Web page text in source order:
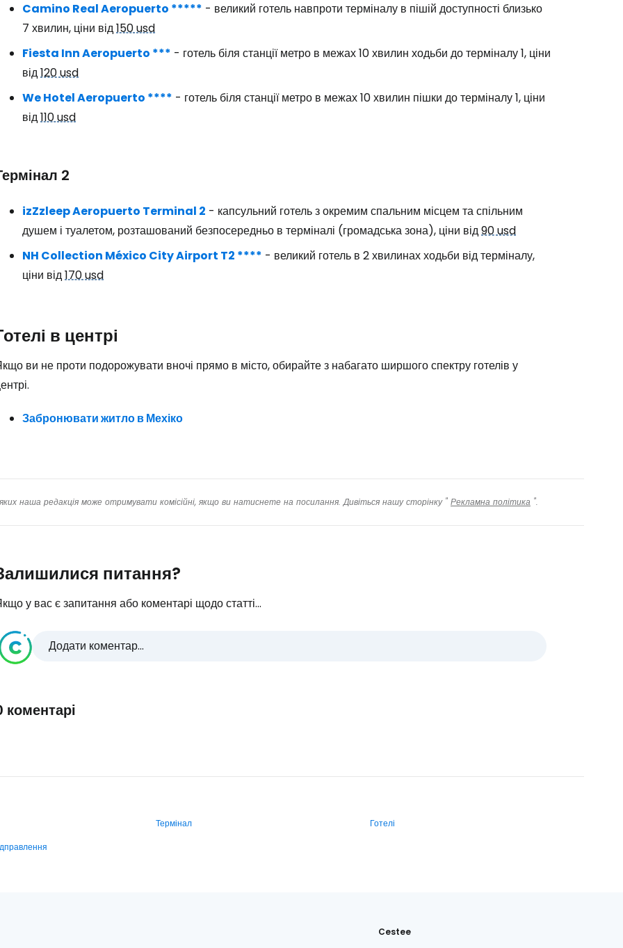
Camino Real Aeropuerto ***** - великий готель навпроти терміналу в пішій доступності близько
7 хвилин, ціни від150 usd
Fiesta Inn Aeropuerto *** - готель біля станції метро в межах 10 хвилин ходьби до терміналу 1, ціни
від120 usd
We Hotel Aeropuerto **** - готель біля станції метро в межах 10 хвилин пішки до терміналу 1, ціни
від110 usd
2
izZzleep Aeropuerto Terminal 2 - капсульний готель з окремим спальним місцем та спільним
душем і туалетом, розташований безпосередньо в терміналі (громадська зона), ціни від90 usd
NH Collection México City Airport T2 **** - великий готель в 2 хвилинах ходьби від терміналу,
ціни від170 usd
в центрі
ви не проти подорожувати вночі прямо в місто, обирайте з набагато ширшого спектру готелів у
Забронювати житло в Мехіко
наша редакція може отримувати комісійні, якщо ви натиснете на посилання. Дивіться нашу сторінку " Рекламна політика ".
питання?
у вас є запитання або коментарі щодо статті...
Додати коментар...
коментарі
Термінал
Готелі
Cestee